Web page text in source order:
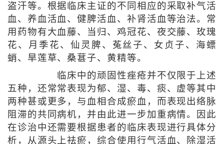
盗汗等。根据临床主证的不同相应的采取补气活
血、养血活血、健脾活血、补肾活血等治法。常
用药物有大血藤、当归、鸡冠花、夜交藤、玫瑰
花、月季花、仙灵脾、菟丝子、女贞子、海螵
蛸、旱莲草、桑葚子、黄精等。
临床中的顽固性痤疮并不仅限于上述
五种，还常常表现为郁、湿、毒、痰、虚等其中
两种甚或更多，与血相合成瘀血，而表现出络脉
阻滞的共同病机，并由此进一步加重病情。因此
在诊治中还需要根据患者的临床表现进行具体分
析，从源头上祛瘀，综合使用行气活血、除湿活